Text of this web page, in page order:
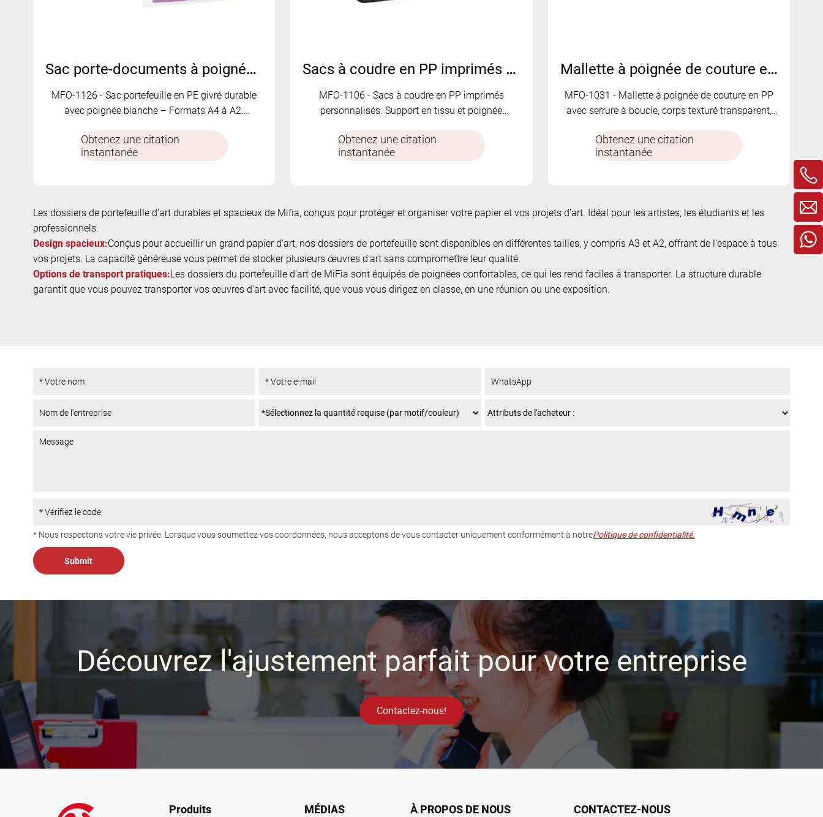
Sac porte-documents à poignée PE | MFO-1126
MFO-1126 - Sac portefeuille en PE givré durable
avec poignée blanche – Formats A4 à A2.
Obtenez une citation
instantanée
Sacs à coudre en PP imprimés - Support en tissu - Poignée confortable | MFO-1106
MFO-1106 - Sacs à coudre en PP imprimés
personnalisés. Support en tissu et poignée
Obtenez une citation
instantanée
Mallette à poignée de couture en PP | MFO-1031
MFO-1031 - Mallette à poignée de couture en PP
avec serrure à boucle, corps texturé transparent,
multifonction à plusieurs compartiments
Obtenez une citation
instantanée
Les dossiers de portefeuille d'art durables et spacieux de Mifia, conçus pour protéger et organiser votre papier et vos projets d'art. Idéal pour les artistes, les étudiants et les
professionnels.
Design spacieux:Conçus pour accueillir un grand papier d'art, nos dossiers de portefeuille sont disponibles en différentes tailles, y compris A3 et A2, offrant de l'espace à tous
vos projets. La capacité généreuse vous permet de stocker plusieurs œuvres d'art sans compromettre leur qualité.
Options de transport pratiques:Les dossiers du portefeuille d'art de MiFia sont équipés de poignées confortables, ce qui les rend faciles à transporter. La structure durable
garantit que vous pouvez transporter vos œuvres d'art avec facilité, que vous vous dirigez en classe, en une réunion ou une exposition.
* Nous respectons votre vie privée. Lorsque vous soumettez vos coordonnées, nous acceptons de vous contacter uniquement conformément à notrePolitique de confidentialité.
Découvrez l'ajustement parfait pour votre entreprise
Contactez-nous!
Produits MÉDIAS À PROPOS DE NOUS CONTACTEZ-NOUS